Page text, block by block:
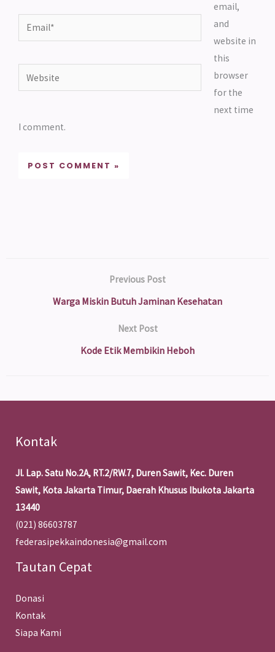
Email*
Website
email,
and
website in
this
browser
for the
next time
I comment.
Previous Post
Warga Miskin Butuh Jaminan Kesehatan
Next Post
Kode Etik Membikin Heboh
Kontak
Jl. Lap. Satu No.2A, RT.2/RW.7, Duren Sawit, Kec. Duren
Sawit, Kota Jakarta Timur, Daerah Khusus Ibukota Jakarta
13440
(021) 86603787
federasipekkaindonesia@gmail.com
Tautan Cepat
Donasi
Kontak
Siapa Kami